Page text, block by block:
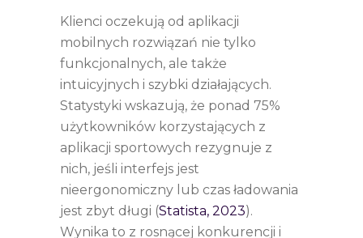
Klienci oczekują od aplikacji
mobilnych rozwiązań nie tylko
funkcjonalnych, ale także
intuicyjnych i szybki działających.
Statystyki wskazują, że ponad 75%
użytkowników korzystających z
aplikacji sportowych rezygnuje z
nich, jeśli interfejs jest
nieergonomiczny lub czas ładowania
jest zbyt długi (Statista, 2023).
Wynika to z rosnącej konkurencji i